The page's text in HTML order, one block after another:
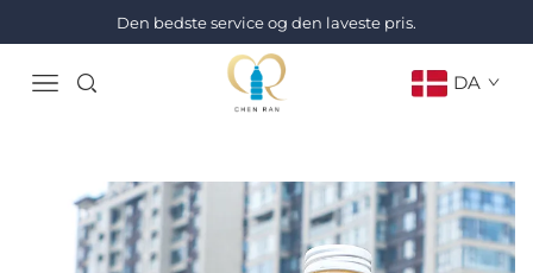
Den bedste service og den laveste pris.
DA